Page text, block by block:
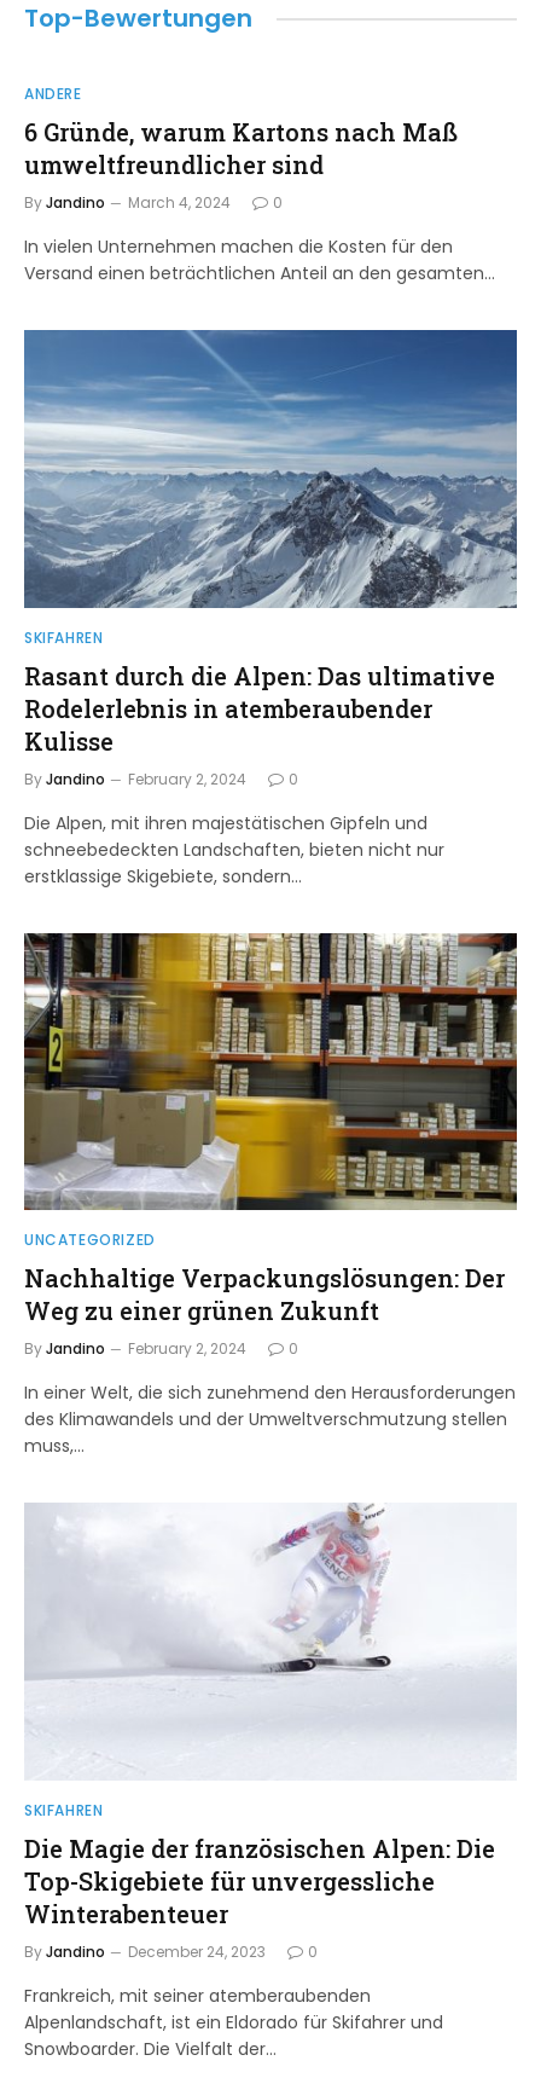
Top-Bewertungen
ANDERE
6 Gründe, warum Kartons nach Maß
umweltfreundlicher sind
ByJandino March 4, 2024 0
In vielen Unternehmen machen die Kosten für den
Versand einen beträchtlichen Anteil an den gesamten…
SKIFAHREN
Rasant durch die Alpen: Das ultimative
Rodelerlebnis in atemberaubender
Kulisse
ByJandino February 2, 2024 0
Die Alpen, mit ihren majestätischen Gipfeln und
schneebedeckten Landschaften, bieten nicht nur
erstklassige Skigebiete, sondern…
UNCATEGORIZED
Nachhaltige Verpackungslösungen: Der
Weg zu einer grünen Zukunft
ByJandino February 2, 2024 0
In einer Welt, die sich zunehmend den Herausforderungen
des Klimawandels und der Umweltverschmutzung stellen
muss,…
SKIFAHREN
Die Magie der französischen Alpen: Die
Top-Skigebiete für unvergessliche
Winterabenteuer
ByJandino December 24, 2023 0
Frankreich, mit seiner atemberaubenden
Alpenlandschaft, ist ein Eldorado für Skifahrer und
Snowboarder. Die Vielfalt der…